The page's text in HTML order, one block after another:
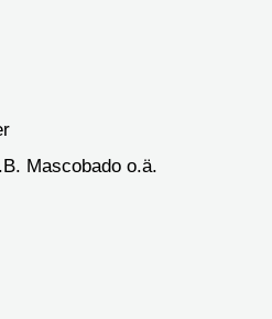
Mascobado o.ä.